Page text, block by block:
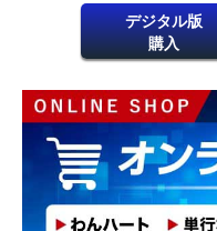
デジタル版
購入